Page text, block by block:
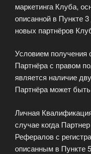
маркетинга Клуба,
описанной в Пункте
новых партнёров
Условием получения
Партнёра с правом
является наличие
Партнёра может
Личная
случае когда
Рефералов с
описанным в Пункте